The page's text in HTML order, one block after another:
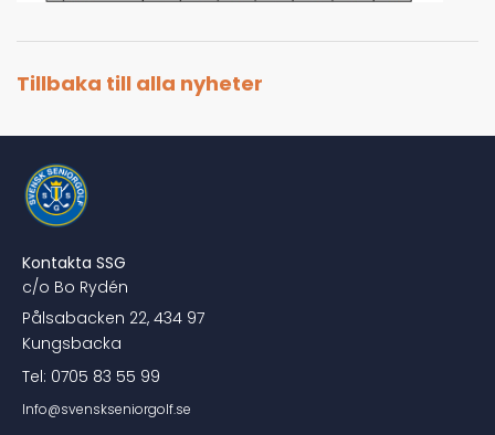
Tillbaka till alla nyheter
Kontakta SSG
c/o Bo Rydén
Pålsabacken 22, 434 97
Kungsbacka
Tel: 0705 83 55 99
Info@svenskseniorgolf.se